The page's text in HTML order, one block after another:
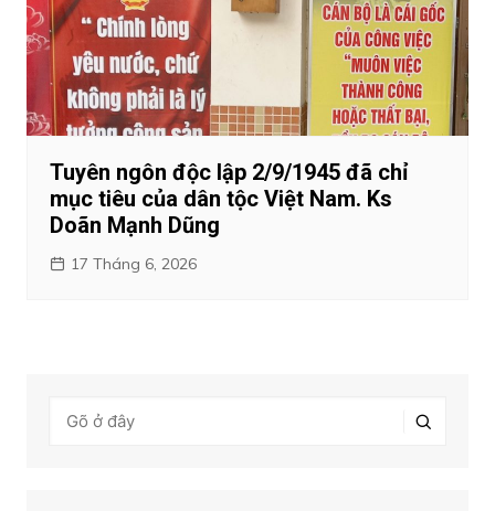
Tuyên ngôn độc lập 2/9/1945 đã chỉ
mục tiêu của dân tộc Việt Nam. Ks
Doãn Mạnh Dũng
17 Tháng 6, 2026